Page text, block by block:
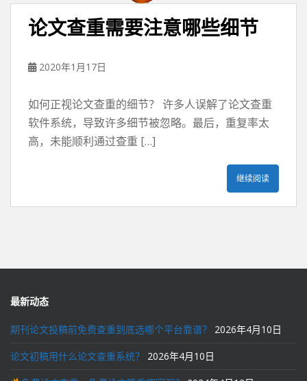
论文查重需要注意哪些细节
2020年1月17日
如何正视论文查重的细节？ 许多人误解了论文查重
软件系统，导致许多细节被忽略。最后，重复率太
高，未能顺利通过查重 […]
继续阅读
最新动态
期刊论文投稿前免费查重到底选哪个平台靠谱？ 2026年4月10日
论文初稿用什么论文查重系统？ 2026年4月10日